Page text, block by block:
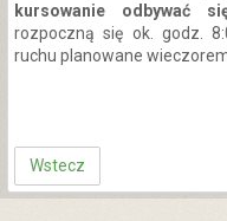
kursowanie odbywać
rozpoczną się ok. godz.
ruchu planowane
Wstecz